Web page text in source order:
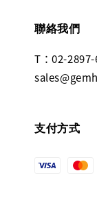
聯絡我們
T：02-2897-
支付方式